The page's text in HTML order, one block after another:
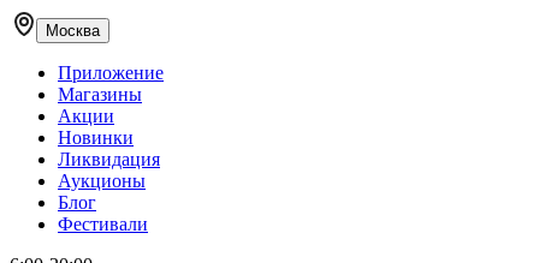
Москва
Приложение
Магазины
Акции
Новинки
Ликвидация
Аукционы
Блог
Фестивали